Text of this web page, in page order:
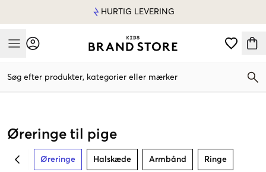
HURTIG LEVERING
Mobile Menu
Søg efter produkter, kategorier eller mærker
Øreringe til pige
BACK Øreringe Halskæde Armbånd Ringe